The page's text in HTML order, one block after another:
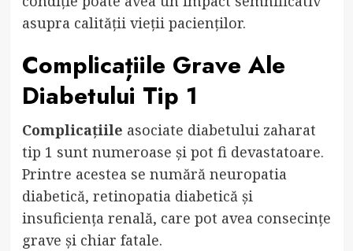
asupra calității vieții pacienților.
Complicațiile Grave Ale
Diabetului Tip 1
Complicațiile asociate diabetului zaharat
tip 1 sunt numeroase și pot fi devastatoare.
Printre acestea se numără neuropatia
diabetică, retinopatia diabetică și
insuficiența renală, care pot avea consecințe
grave și chiar fatale.